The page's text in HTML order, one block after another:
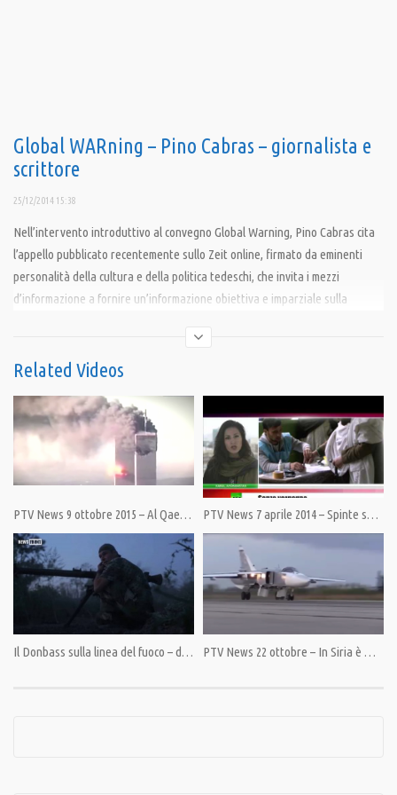
Global WARning – Pino Cabras – giornalista e
scrittore
25/12/2014 15:38
Nell’intervento introduttivo al convegno Global Warning, Pino Cabras cita
l’appello pubblicato recentemente sullo Zeit online, firmato da eminenti
personalità della cultura e della politica tedeschi, che invita i mezzi
d’informazione a fornire un’informazione obiettiva e imparziale sulla
Tags: Global warning,No guerra no Nato,Pandora TV, Pino Cabras ,Ucraina
Related Videos
PTV News 9 ottobre 2015 – Al Qaeda? E’ filo-occidentale PTV News 7 aprile 2014 – Spinte secessioniste
Il Donbass sulla linea del fuoco – di Maxim Fadeev (prima parte) PTV News 22 ottobre – In Siria è Mosca a dettare l’agenda